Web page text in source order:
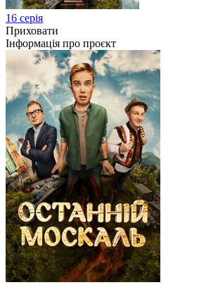
16 серія
Приховати
Інформація про проєкт